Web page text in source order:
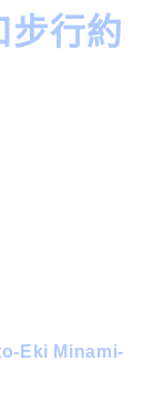
步行約
Eki Minami-